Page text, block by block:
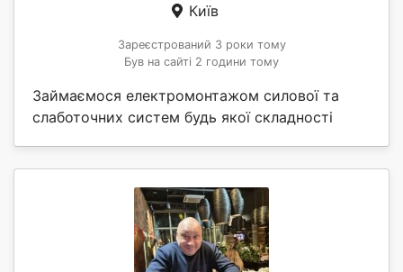
Київ
Зареєстрований 3 роки тому
Був на сайті 2 години тому
Займаємося електромонтажом силової та
слаботочних систем будь якої складності